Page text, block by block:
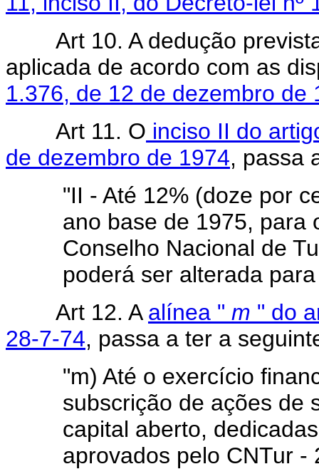
Art 10. A dedução
aplicada de acordo com as
1.376, de 12 de dezembro de
Art 11. O inciso II do
de dezembro de 1974, passa
"II - Até 12% (doze por
ano base de 1975, para
Conselho Nacional de
poderá ser alterada
Art 12. A alínea " m " do
28-7-74, passa a ter a
"m) Até o exercício
subscrição de ações de
capital aberto,
aprovados pelo CNTur -